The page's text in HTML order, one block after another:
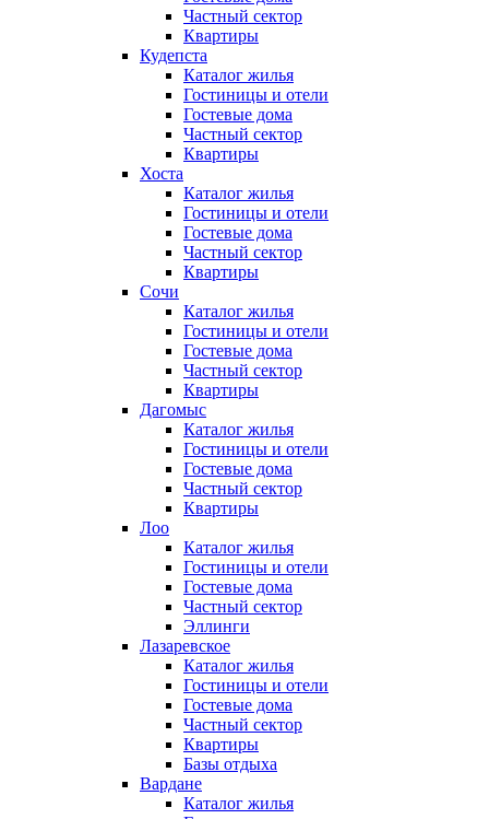
Частный сектор
Квартиры
Кудепста
Каталог жилья
Гостиницы и отели
Гостевые дома
Частный сектор
Квартиры
Хоста
Каталог жилья
Гостиницы и отели
Гостевые дома
Частный сектор
Квартиры
Сочи
Каталог жилья
Гостиницы и отели
Гостевые дома
Частный сектор
Квартиры
Дагомыс
Каталог жилья
Гостиницы и отели
Гостевые дома
Частный сектор
Квартиры
Лоо
Каталог жилья
Гостиницы и отели
Гостевые дома
Частный сектор
Эллинги
Лазаревское
Каталог жилья
Гостиницы и отели
Гостевые дома
Частный сектор
Квартиры
Базы отдыха
Вардане
Каталог жилья